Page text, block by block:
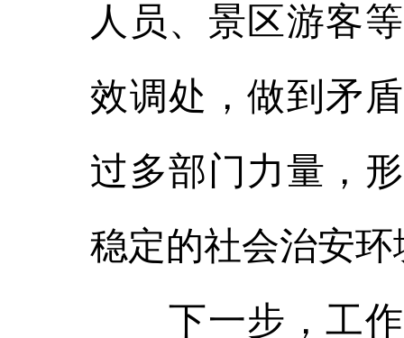
人员、景区游客
效调处，做到矛
过多部门力量，
稳定的社会治安
下一步，工作